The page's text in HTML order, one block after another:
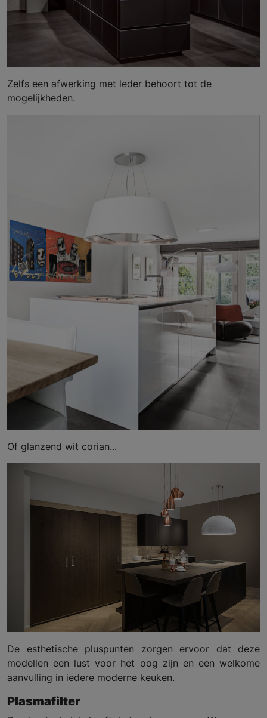
Zelfs een afwerking met leder behoort tot de
mogelijkheden.
Of glanzend wit corian...
De esthetische pluspunten zorgen ervoor dat deze
modellen een lust voor het oog zijn en een welkome
aanvulling in iedere moderne keuken.
Plasmafilter